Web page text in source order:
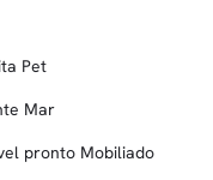
Pet
Mar
pronto Mobiliado